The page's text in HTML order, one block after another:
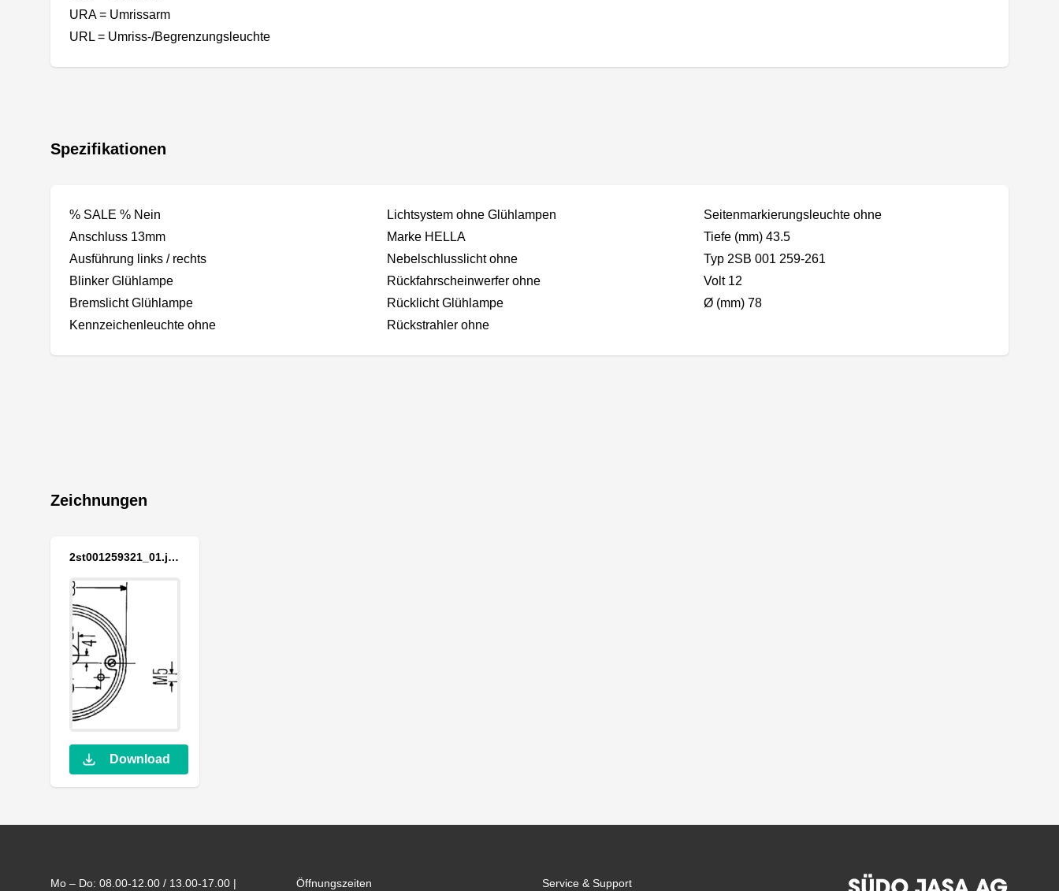
URA = Umrissarm
URL = Umriss-/Begrenzungsleuchte
Spezifikationen
% SALE % Nein
Anschluss 13mm
Ausführung links / rechts
Blinker Glühlampe
Bremslicht Glühlampe
Kennzeichenleuchte ohne
Lichtsystem ohne Glühlampen
Marke HELLA
Nebelschlusslicht ohne
Rückfahrscheinwerfer ohne
Rücklicht Glühlampe
Rückstrahler ohne
Seitenmarkierungsleuchte ohne
Tiefe (mm) 43.5
Typ 2SB 001 259-261
Volt 12
Ø (mm) 78
Zeichnungen
2st001259321_01.jpg
Download
Mo – Do: 08.00-12.00 / 13.00-17.00 | Öffnungszeiten Service & Support